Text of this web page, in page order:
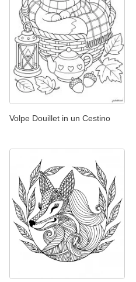
Volpe Douillet in un Cestino